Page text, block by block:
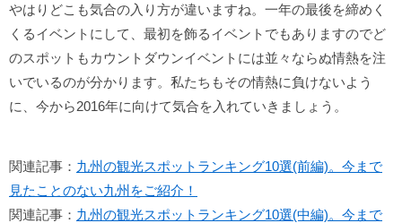
やはりどこも気合の入り方が違いますね。一年の最後を締めく
くるイベントにして、最初を飾るイベントでもありますのでど
のスポットもカウントダウンイベントには並々ならぬ情熱を注
いでいるのが分かります。私たちもその情熱に負けないよう
に、今から2016年に向けて気合を入れていきましょう。
関連記事： 九州の観光スポットランキング10選(前編)。今まで
見たことのない九州をご紹介！
関連記事： 九州の観光スポットランキング10選(中編)。今まで